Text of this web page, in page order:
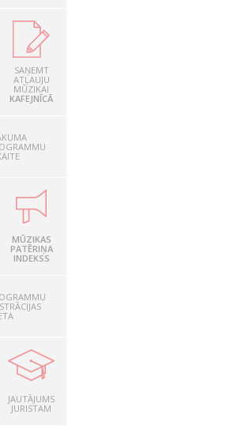
SAŅEMT
ATĻAUJU
MŪZIKAI
KAFEJNĪCĀ
MŪZIKAS
PATĒRIŅA
INDEKSS
JAUTĀJUMS
JURISTAM